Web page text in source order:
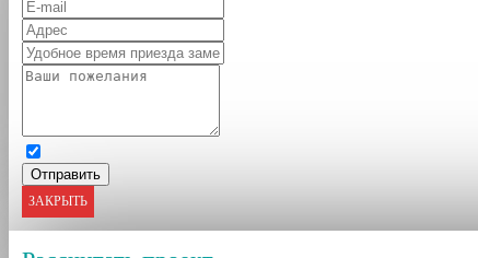
ЗАКРЫТЬ